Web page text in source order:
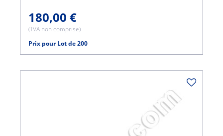
180,00 €
(TVA non comprise)
Prix pour Lot de 200